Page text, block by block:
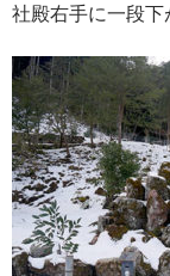
社殿右手に一段下